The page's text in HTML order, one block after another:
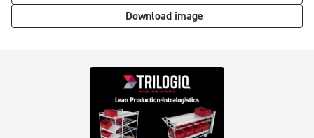
Download image